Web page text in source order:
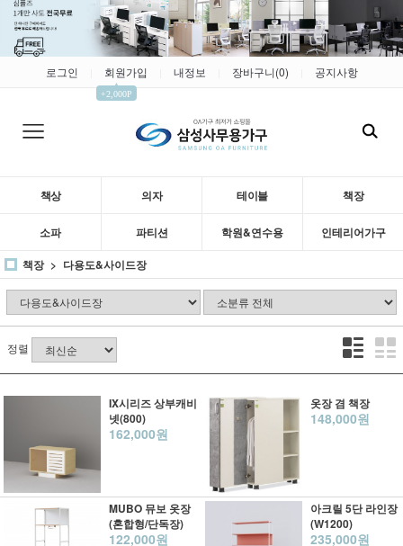
로그인 회원가입
▲
+2,000P
내정보 장바구니(0) 공지사항
책상 의자 테이블 책장
소파 파티션 학원&연수용
인테리어가구
책장
다용도&사이드장
정렬
IX시리즈 상부캐비
넷(800)
162,000원
옷장 겸 책장
148,000원
MUBO 뮤보 옷장
(혼합형/단독장)
122,000원
아크릴 5단 라인장
(W1200)
235,000원